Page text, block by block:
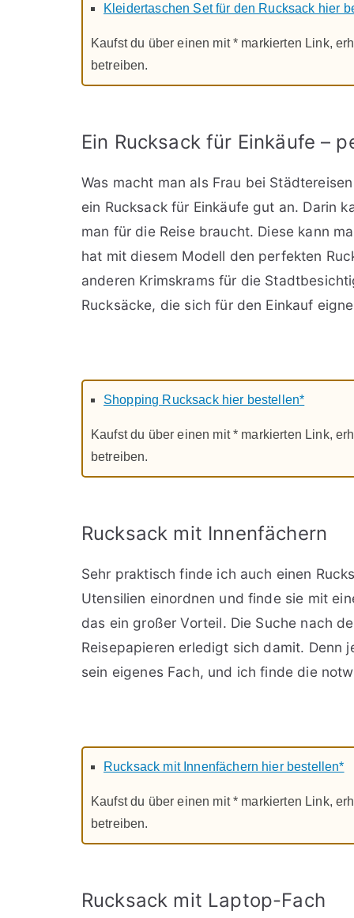
Kleidertaschen Set für den Rucksack hier
Kaufst du über einen mit * markierten Link,
betreiben.
Ein Rucksack für Einkäufe –
Was macht man als Frau bei
ein Rucksack für Einkäufe gut an. Darin
man für die Reise braucht. Diese kann
hat mit diesem Modell den perfekten
anderen Krimskrams für die
Rucksäcke, die sich für den Einkauf
Shopping Rucksack hier bestellen*
Kaufst du über einen mit * markierten Link,
betreiben.
Rucksack mit Innenfächern
Sehr praktisch finde ich auch einen
Utensilien einordnen und finde sie mit
das ein großer Vorteil. Die Suche nach
Reisepapieren erledigt sich damit. Denn
sein eigenes Fach, und ich finde die
Rucksack mit Innenfächern hier bestellen*
Kaufst du über einen mit * markierten Link,
betreiben.
Rucksack mit Laptop-Fach